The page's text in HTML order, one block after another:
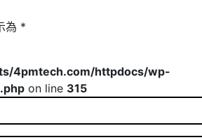
為 *
4pmtech.com/httpdocs/wp-
on line 315